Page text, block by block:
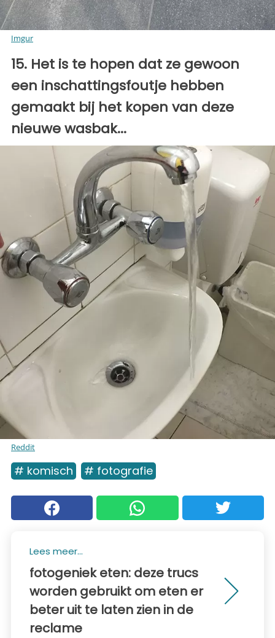
Imgur
15. Het is te hopen dat ze gewoon
een inschattingsfoutje hebben
gemaakt bij het kopen van deze
nieuwe wasbak...
Reddit
# komisch # fotografie
Lees meer...
fotogeniek eten: deze trucs
worden gebruikt om eten er
beter uit te laten zien in de
reclame